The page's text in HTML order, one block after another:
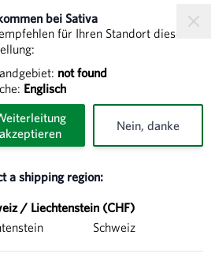
Mein Konto Warenkorb
bei Sativa
für Ihren Standort diese
not found
Englisch
akzeptieren
Nein, danke
a shipping region:
/ Liechtenstein (CHF)
Schweiz
IN DEN WARENKORB